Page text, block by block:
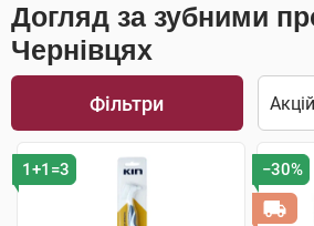
Догляд за зубними
Чернівцях
Фільтри
1+1=3 −30%